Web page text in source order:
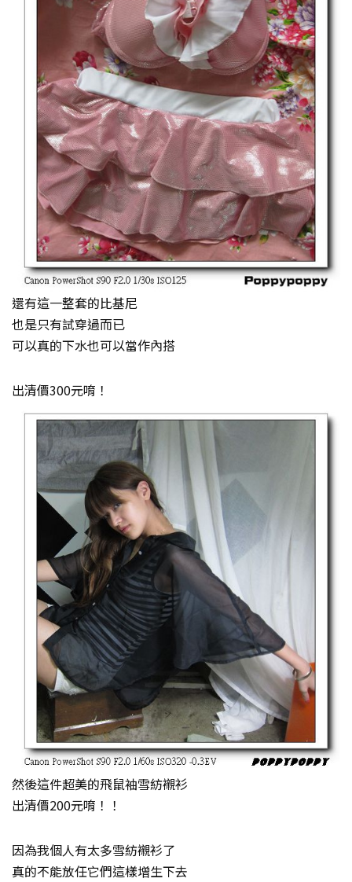
還有這一整套的比基尼
也是只有試穿過而已
可以真的下水也可以當作內搭
出清價300元唷！
然後這件超美的飛鼠袖雪紡襯衫
出清價200元唷！！
因為我個人有太多雪紡襯衫了
真的不能放任它們這樣增生下去